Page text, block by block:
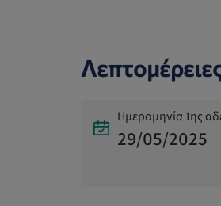
Ημερομηνία 1ης
29/05/2025